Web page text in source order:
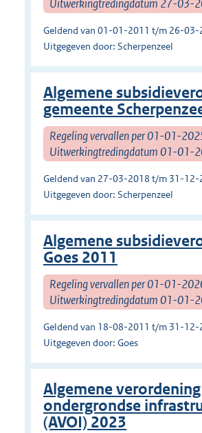
Uitwerkingtredingdatum 27-03-
Geldend van 01-01-2011 t/m 26-03-
Uitgegeven door: Scherpenzeel
Algemene
gemeente
Regeling vervallen per 01-01-
Uitwerkingtredingdatum 01-01-
Geldend van 27-03-2018 t/m 31-12-
Uitgegeven door: Scherpenzeel
Algemene
Goes 2011
Regeling vervallen per 01-01-
Uitwerkingtredingdatum 01-01-
Geldend van 18-08-2011 t/m 31-12-
Uitgegeven door: Goes
Algemene verordening
ondergrondse
(AVOI) 2023